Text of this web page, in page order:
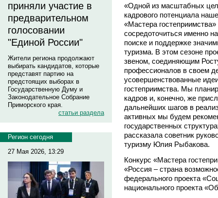
приняли участие в
предварительном
голосовании
"Единой России"
Жители региона продолжают
выбирать кандидатов, которые
представят партию на
предстоящих выборах в
Государственную Думу и
Законодательное Собрание
Приморского края.
статьи раздела
Регион сегодня
27 Мая 2026, 13:29
«Одной из масштабных
кадрового потенциала
«Мастера
сосредоточиться именно
поиске и поддержке
туризма. В этом сезоне
звеном, соединяющим
профессионалов в своем
усовершенствованные
гостеприимства. Мы
кадров и, конечно, же
дальнейших шагов в
активных мы будем
государственных
рассказала советник
туризму Юлия Рыбакова.
Конкурс «Мастера
«Россия – страна
федерального проекта
национального проекта